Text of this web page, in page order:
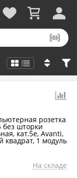
На складе